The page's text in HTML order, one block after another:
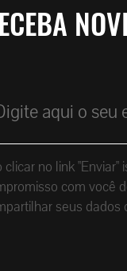
clicar no link
com você
seus dados